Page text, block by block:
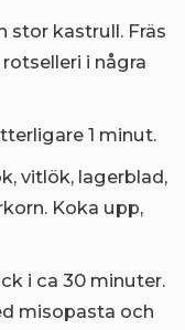
stor kastrull. Fräs
i några
1 minut.
vitlök, lagerblad,
Koka upp,
i ca 30 minuter.
misopasta och